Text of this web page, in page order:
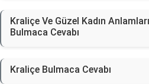
Kraliçe Ve Güzel Kadın
Bulmaca Cevabı
Kraliçe Bulmaca Cevabı